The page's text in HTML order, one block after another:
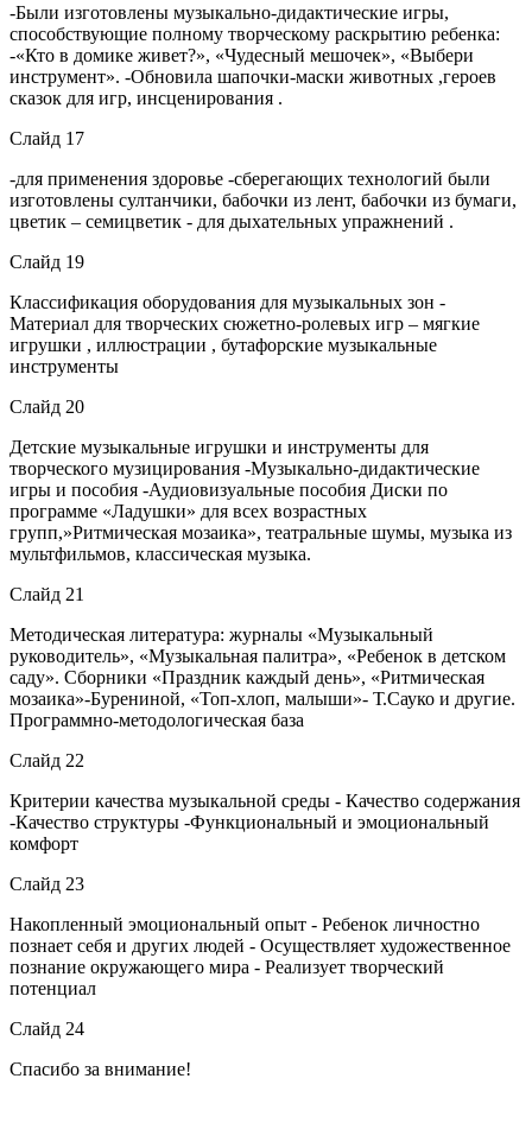
-Были изготовлены музыкально-дидактические игры,
способствующие полному творческому раскрытию ребенка:
-«Кто в домике живет?», «Чудесный мешочек», «Выбери
инструмент». -Обновила шапочки-маски животных ,героев
сказок для игр, инсценирования .
Слайд 17
-для применения здоровье -сберегающих технологий были
изготовлены султанчики, бабочки из лент, бабочки из бумаги,
цветик – семицветик - для дыхательных упражнений .
Слайд 19
Классификация оборудования для музыкальных зон -
Материал для творческих сюжетно-ролевых игр – мягкие
игрушки , иллюстрации , бутафорские музыкальные
инструменты
Слайд 20
Детские музыкальные игрушки и инструменты для
творческого музицирования -Музыкально-дидактические
игры и пособия -Аудиовизуальные пособия Диски по
программе «Ладушки» для всех возрастных
групп,»Ритмическая мозаика», театральные шумы, музыка из
мультфильмов, классическая музыка.
Слайд 21
Методическая литература: журналы «Музыкальный
руководитель», «Музыкальная палитра», «Ребенок в детском
саду». Сборники «Праздник каждый день», «Ритмическая
мозаика»-Бурениной, «Топ-хлоп, малыши»- Т.Сауко и другие.
Программно-методологическая база
Слайд 22
Критерии качества музыкальной среды - Качество содержания
-Качество структуры -Функциональный и эмоциональный
комфорт
Слайд 23
Накопленный эмоциональный опыт - Ребенок личностно
познает себя и других людей - Осуществляет художественное
познание окружающего мира - Реализует творческий
потенциал
Слайд 24
Спасибо за внимание!